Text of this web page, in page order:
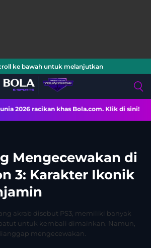
ke bawah untuk melanjutkan
khas Bola.com. Klik di sini!
Mengecewakan di
3: Karakter Ikonik
akrab disebut PS3, memiliki banyak
untuk kembali dimainkan. Namun,
mengecewakan.